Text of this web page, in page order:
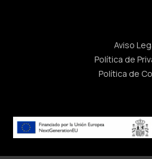
Aviso
Política de
Política de